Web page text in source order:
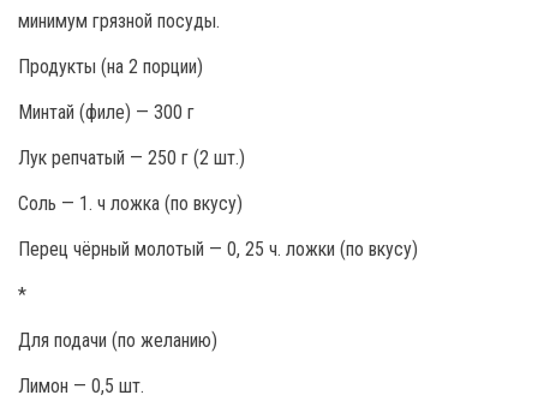
минимум грязной посуды.
Продукты (на 2 порции)
Минтай (филе) — 300 г
Лук репчатый — 250 г (2 шт.)
Соль — 1. ч ложка (по вкусу)
Перец чёрный молотый — 0, 25 ч. ложки (по вкусу)
*
Для подачи (по желанию)
Лимон — 0,5 шт.